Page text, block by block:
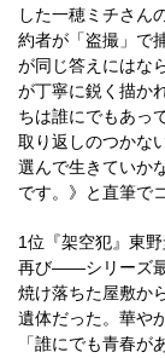
した一穂ミチさん
約者が「盗撮」で
が同じ答えにはな
が丁寧に鋭く描か
ちは誰にでもあっ
取り返しのつかな
選んで生きていか
です。》と直筆で
1位『架空犯』東
再び――シリーズ最
焼け落ちた屋敷か
遺体だった。華や
「誰にでも青春